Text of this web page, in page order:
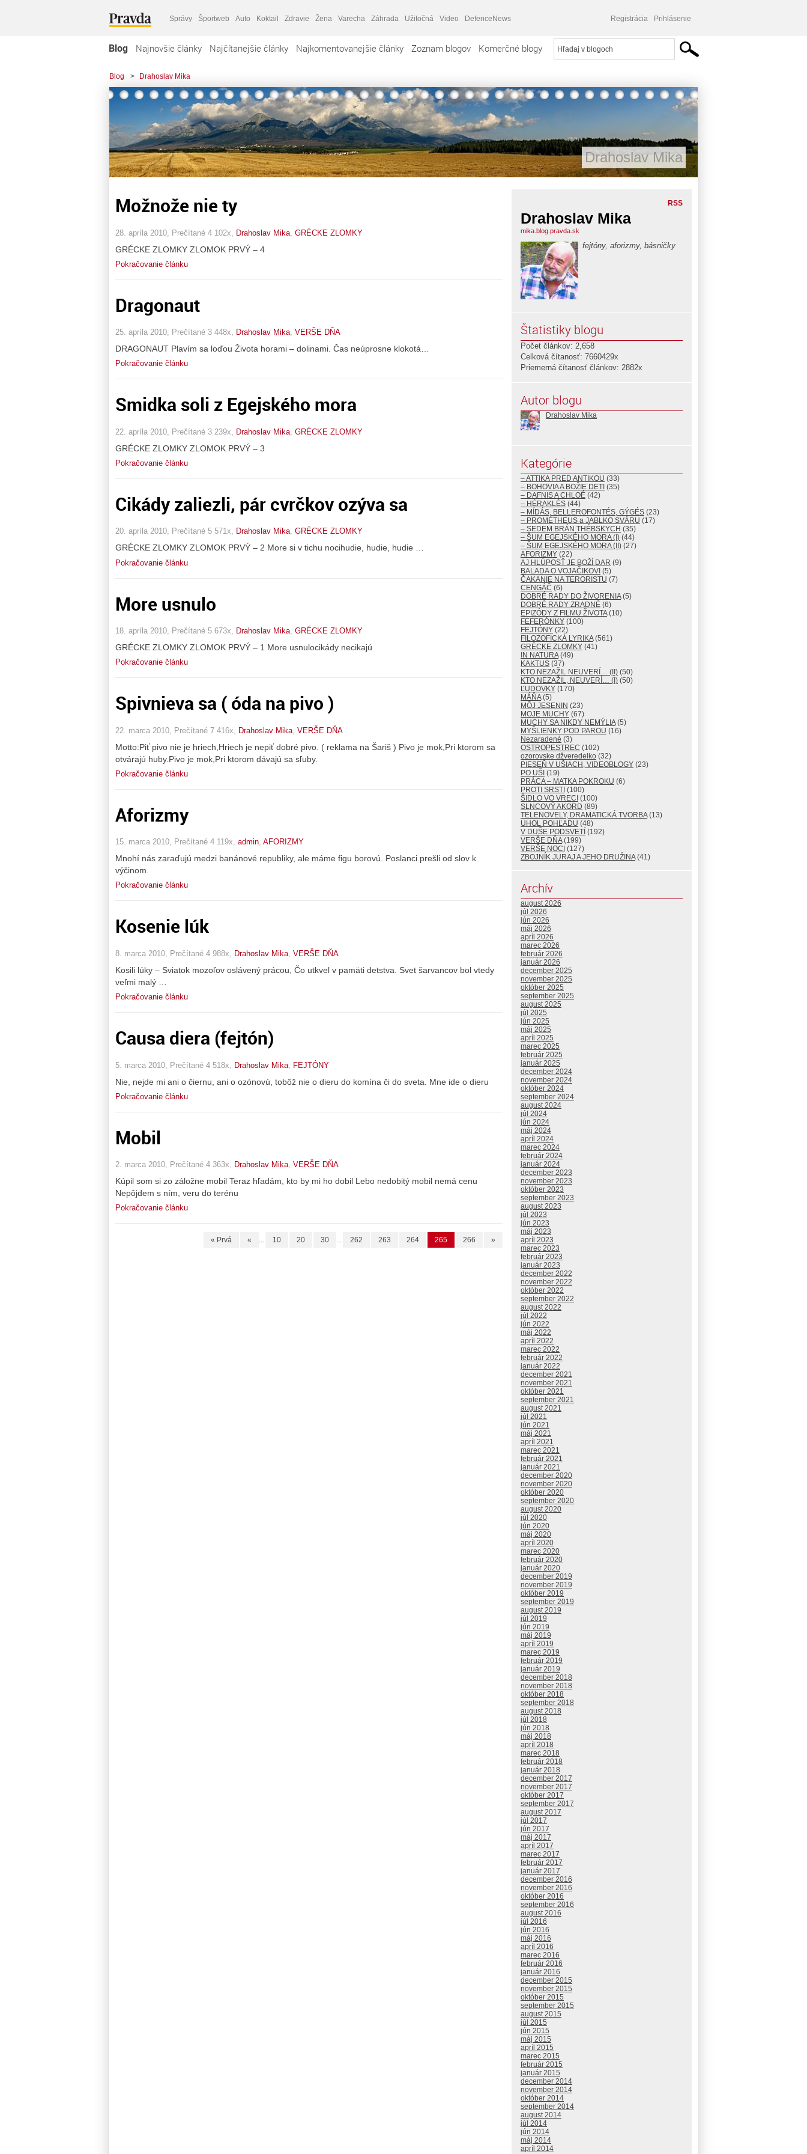
Správy Športweb Auto Koktail Zdravie Žena Varecha Záhrada Užitočná Video DefenceNews Registrácia Prihlásenie
Blog Najnovšie články Najčítanejšie články Najkomentovanejšie články Zoznam blogov Komerčné blogy
Blog > Drahoslav Mika
Drahoslav Mika
Možnože nie ty
28. apríla 2010, Prečítané 4 102x, Drahoslav Mika GRÉCKE ZLOMKY
GRÉCKE ZLOMKY ZLOMOK PRVÝ – 4
Pokračovanie článku
Dragonaut
25. apríla 2010, Prečítané 3 448x, Drahoslav Mika, VERŠE DŇA
DRAGONAUT Plavím sa loďou Života horami – dolinami. Čas neúprosne klokotá…
Pokračovanie článku
Smidka soli z Egejského mora
22. apríla 2010, Prečítané 3 239x, Drahoslav Mika GRÉCKE ZLOMKY
GRÉCKE ZLOMKY ZLOMOK PRVÝ – 3
Pokračovanie článku
Cikády zaliezli, pár cvrčkov ozýva sa
20. apríla 2010, Prečítané 5 571x, Drahoslav Mika, GRÉCKE ZLOMKY
GRÉCKE ZLOMKY ZLOMOK PRVÝ – 2 More si v tichu nocihudie, hudie, hudie …
Pokračovanie článku
More usnulo
18. apríla 2010, Prečítané 5 673x, Drahoslav Mika, GRÉCKE ZLOMKY
GRÉCKE ZLOMKY ZLOMOK PRVÝ – 1 More usnulocikády necikajú
Pokračovanie článku
Spivnieva sa ( óda na pivo )
22. marca 2010, Prečítané 7 416x, Drahoslav Mika VERŠE DŇA
Motto:Piť pivo nie je hriech,Hriech je nepiť dobré pivo. ( reklama na Šariš ) Pivo je mok,Pri ktorom sa
otvárajú huby.Pivo je mok,Pri ktorom dávajú sa sľuby.
Pokračovanie článku
Aforizmy
15. marca 2010, Prečítané 4 119x, admin, AFORIZMY
Mnohí nás zaraďujú medzi banánové republiky, ale máme figu borovú. Poslanci prešli od slov k
výčinom.
Pokračovanie článku
Kosenie lúk
8. marca 2010, Prečítané 4 988x, Drahoslav Mika VERŠE DŇA
Kosili lúky – Sviatok mozoľov oslávený prácou, Čo utkvel v pamäti detstva. Svet šarvancov bol vtedy
veľmi malý …
Pokračovanie článku
Causa diera (fejtón)
5. marca 2010, Prečítané 4 518x, Drahoslav Mika FEJTÓNY
Nie, nejde mi ani o čiernu, ani o ozónovú, tobôž nie o dieru do komína či do sveta. Mne ide o dieru
Pokračovanie článku
Mobil
2. marca 2010, Prečítané 4 363x, Drahoslav Mika, VERŠE DŇA
Kúpil som si zo záložne mobil Teraz hľadám, kto by mi ho dobil Lebo nedobitý mobil nemá cenu
Nepôjdem s ním, veru do terénu
Pokračovanie článku
« Prvá « ... 10 20 30 ... 262 263 264 265 266 »
RSS
Drahoslav Mika
mika.blog.pravda.sk
fejtóny, aforizmy, básničky
Štatistiky blogu
Počet článkov: 2,658
Celková čítanosť: 7660429x
Priemerná čítanosť článkov: 2882x
Autor blogu
Drahoslav Mika
Kategórie
– ATTIKA PRED ANTIKOU (33)
– BOHOVIA A BOŽIE DETI (35)
– DAFNIS A CHLOÉ (42)
– HÉRAKLÉS (44)
– MÍDÁS, BELLEROFONTÉS, GÝGÉS (23)
– PROMÉTHEUS a JABLKO SVÁRU (17)
– SEDEM BRÁN THÉBSKYCH (35)
– ŠUM EGEJSKÉHO MORA (I) (44)
– ŠUM EGEJSKÉHO MORA (II) (27)
AFORIZMY (22)
AJ HLÚPOSŤ JE BOŽÍ DAR (9)
BALADA O VOJAČIKOVI (5)
ČAKANIE NA TERORISTU (7)
CENGÁČ (6)
DOBRÉ RADY DO ŽIVORENIA(5)
DOBRÉ RADY ZRADNÉ (6)
EPIZÓDY Z FILMU ŽIVOTA(10)
FEFERÓNKY (100)
FEJTÓNY (22)
FILOZOFICKÁ LYRIKA(561)
GRÉCKE ZLOMKY (41)
IN NATURA(49)
KAKTUS (37)
KTO NEZAŽIL NEUVERÍ… (II) (50)
KTO NEZAŽIL, NEUVERÍ… (I) (50)
ĽUDOVKY (170)
MÁŇA(5)
MÔJ JESENIN (23)
MOJE MUCHY (67)
MUCHY SA NIKDY NEMÝLIA(5)
MYŠLIENKY POD PAROU (16)
Nezaradené (3)
OSTROPESTREC (102)
ozorovske džveredelko (32)
PIESEŇ V UŠIACH, VIDEOBLOGY (23)
PO UŠI (19)
PRÁCA – MATKA POKROKU (6)
PROTI SRSTI (100)
ŠIDLO VO VRECI (100)
SLNCOVÝ AKORD (89)
TELENOVELY, DRAMATICKÁ TVORBA(13)
UHOL POHĽADU (48)
V DUŠE PODSVETÍ (192)
VERŠE DŇA(199)
VERŠE NOCI (127)
ZBOJNÍK JURAJ A JEHO DRUŽINA(41)
Archív
august 2026
júl 2026
jún 2026
máj 2026
apríl 2026
marec 2026
február 2026
január 2026
december 2025
november 2025
október 2025
september 2025
august 2025
júl 2025
jún 2025
máj 2025
apríl 2025
marec 2025
február 2025
január 2025
december 2024
november 2024
október 2024
september 2024
august 2024
júl 2024
jún 2024
máj 2024
apríl 2024
marec 2024
február 2024
január 2024
december 2023
november 2023
október 2023
september 2023
august 2023
júl 2023
jún 2023
máj 2023
apríl 2023
marec 2023
február 2023
január 2023
december 2022
november 2022
október 2022
september 2022
august 2022
júl 2022
jún 2022
máj 2022
apríl 2022
marec 2022
február 2022
január 2022
december 2021
november 2021
október 2021
september 2021
august 2021
júl 2021
jún 2021
máj 2021
apríl 2021
marec 2021
február 2021
január 2021
december 2020
november 2020
október 2020
september 2020
august 2020
júl 2020
jún 2020
máj 2020
apríl 2020
marec 2020
február 2020
január 2020
december 2019
november 2019
október 2019
september 2019
august 2019
júl 2019
jún 2019
máj 2019
apríl 2019
marec 2019
február 2019
január 2019
december 2018
november 2018
október 2018
september 2018
august 2018
júl 2018
jún 2018
máj 2018
apríl 2018
marec 2018
február 2018
január 2018
december 2017
november 2017
október 2017
september 2017
august 2017
júl 2017
jún 2017
máj 2017
apríl 2017
marec 2017
február 2017
január 2017
december 2016
november 2016
október 2016
september 2016
august 2016
júl 2016
jún 2016
máj 2016
apríl 2016
marec 2016
február 2016
január 2016
december 2015
november 2015
október 2015
september 2015
august 2015
júl 2015
jún 2015
máj 2015
apríl 2015
marec 2015
február 2015
január 2015
december 2014
november 2014
október 2014
september 2014
august 2014
júl 2014
jún 2014
máj 2014
apríl 2014